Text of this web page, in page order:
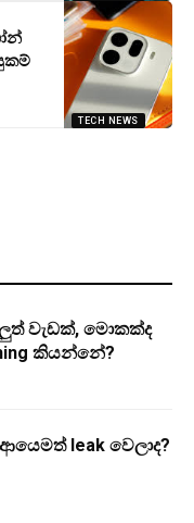
TECH NEWS
වැඩක්, මොකක්ද
කියන්නේ?
ආයෙමත් leak වෙලාද?